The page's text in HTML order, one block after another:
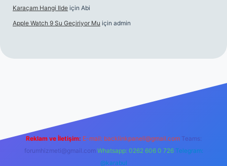
Karaçam Hangi Ilde için Abi
Apple Watch 9 Su Geçiriyor Mu için admin
Reklam ve İletişim: E-mail: backlinkpaneli@gmail.com Teams:
forumhizmeti@gmail.com Whatsapp: 0262 606 0 726 Telegram:
@karabul